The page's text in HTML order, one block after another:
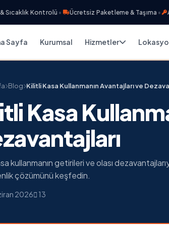
Kontrolü• Ücretsiz Paketleme & Taşıma•
Sayfa Kurumsal Hizmetler
Blog Kilitli Kasa Kullanmanın Avantajları ve
Kasa
kullanmanın getirileri ve olası
çözümünü keşfedin.
2026 13